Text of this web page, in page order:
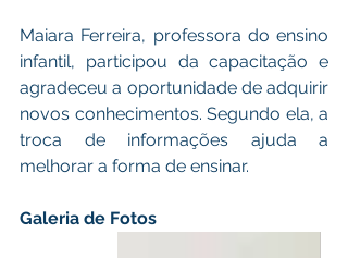
Maiara Ferreira, professora do ensino
infantil, participou da capacitação e
agradeceu a oportunidade de adquirir
novos conhecimentos. Segundo ela, a
troca de informações ajuda a
melhorar a forma de ensinar.
Galeria de Fotos